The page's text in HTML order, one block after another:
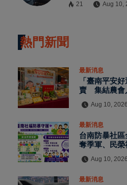
21 Aug 10,
熱門新聞
最新消息
「臺南平安
賣 集結農會
Aug 10, 2026
最新消息
台南防暴社
奪季軍、民
Aug 10, 2026
最新消息